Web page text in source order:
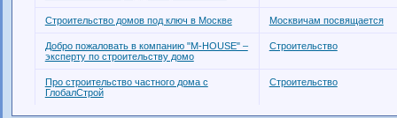
Строительство домов под ключ в Москве Москвичам посвящается
Добро пожаловать в компанию "M-HOUSE" –
эксперту по строительству домо
Строительство
Про строительство частного дома с
ГлобалСтрой
Строительство